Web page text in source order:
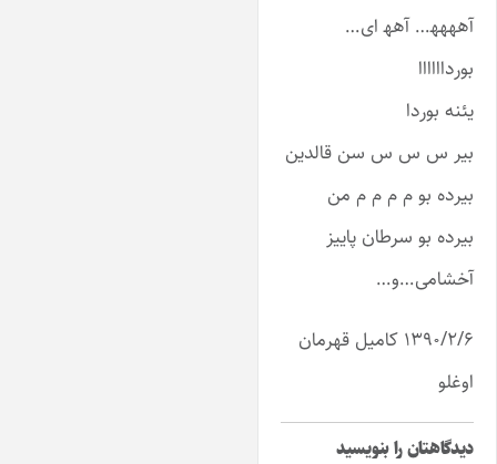
آهه‍ ای…
بوردا
س س س سن قالدین
بو م م م م من
بو سرطان پاییز
۱۳۹۰/۲/۶ کامیل قهرمان
را بنویسید